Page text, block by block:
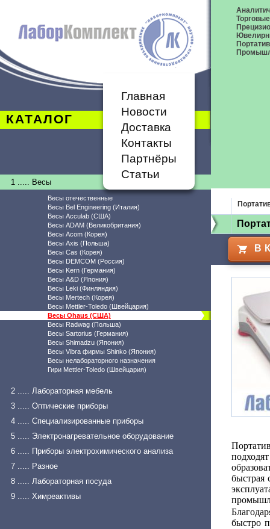
КАТАЛОГ
Главная
Новости
Доставка
Контакты
Партнёры
Статьи
1 ..... Весы
Весы отечественные
Весы Bel Engineering (Италия)
Весы Acculab (США)
Весы ADAM (Великобритания)
Весы Acom (Корея)
Весы Axis (Польша)
Весы Cas (Корея)
Весы DEMCOM (Россия)
Весы Kern (Германия)
Весы A&D (Япония)
Весы Leki (Финляндия)
Весы Mertech (Корея)
Весы Mettler-Toledo (Швейцария)
Весы Ohaus (США)
Весы Radwag (Польша)
Весы Sartorius (Германия)
Весы Shimadzu (Япония)
Весы Vibra фирмы Shinko (Япония)
Весы нелабораторного назначения
Гири Mettler-Toledo (Швейцария)
2 ..... Лабораторная мебель
3 ..... Оптические приборы
4 ..... Специализированные приборы
5 ..... Электронагревательное оборудование
6 ..... Приборы электрохимического анализа
7 ..... Разное
8 ..... Лабораторная посуда
9 ..... Химреактивы
В
быстрая
быстро